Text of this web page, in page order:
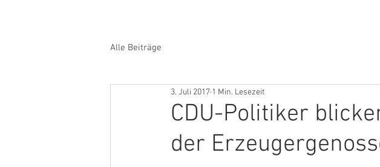
Alle Beiträge
CDU-Politiker
der
3. Juli 2017 1 Min. Lesezeit